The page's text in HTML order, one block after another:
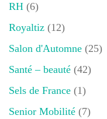
RH (6)
Royaltiz (12)
Salon d'Automne (25)
Santé – beauté (42)
Sels de France (1)
Senior Mobilité (7)